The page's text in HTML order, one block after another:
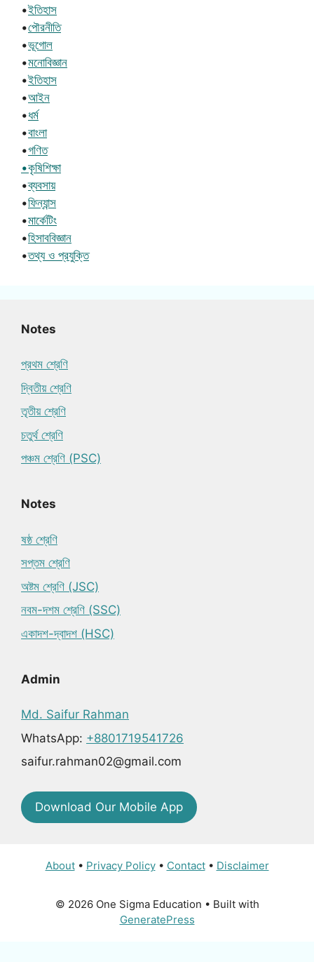
•ইতিহাস
•পৌরনীতি
•ভূগোল
•মনোবিজ্ঞান
•ইতিহাস
•আইন
•ধর্ম
•বাংলা
•গণিত
•কৃষিশিক্ষা
•ব্যবসায়
•ফিন্যান্স
•মার্কেটিং
•হিসাববিজ্ঞান
•তথ্য ও প্রযুক্তি
Notes
প্রথম শ্রেণি
দ্বিতীয় শ্রেণি
তৃতীয় শ্রেণি
চতুর্থ শ্রেণি
পঞ্চম শ্রেণি (PSC)
Notes
ষষ্ঠ শ্রেণি
সপ্তম শ্রেণি
অষ্টম শ্রেণি (JSC)
নবম-দশম শ্রেণি (SSC)
একাদশ-দ্বাদশ (HSC)
Admin
Md. Saifur Rahman
WhatsApp: +8801719541726
saifur.rahman02@gmail.com
Download Our Mobile App
About• Privacy Policy• Contact• Disclaimer
© 2026 One Sigma Education • Built with
GeneratePress